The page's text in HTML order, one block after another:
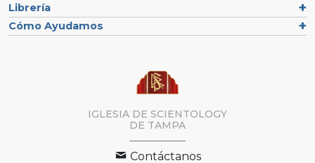
Librería
Cómo Ayudamos
IGLESIA DE SCIENTOLOGY
DE TAMPA
Contáctanos